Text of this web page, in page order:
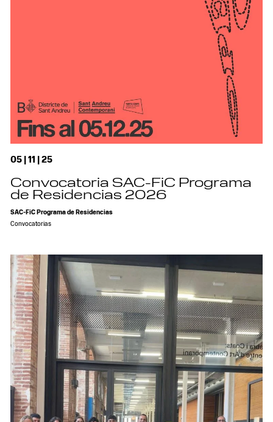
05 | 11 | 25
Convocatoria SAC-FiC Programa
de Residencias 2026
SAC-FiC Programa de Residencias
Convocatorias